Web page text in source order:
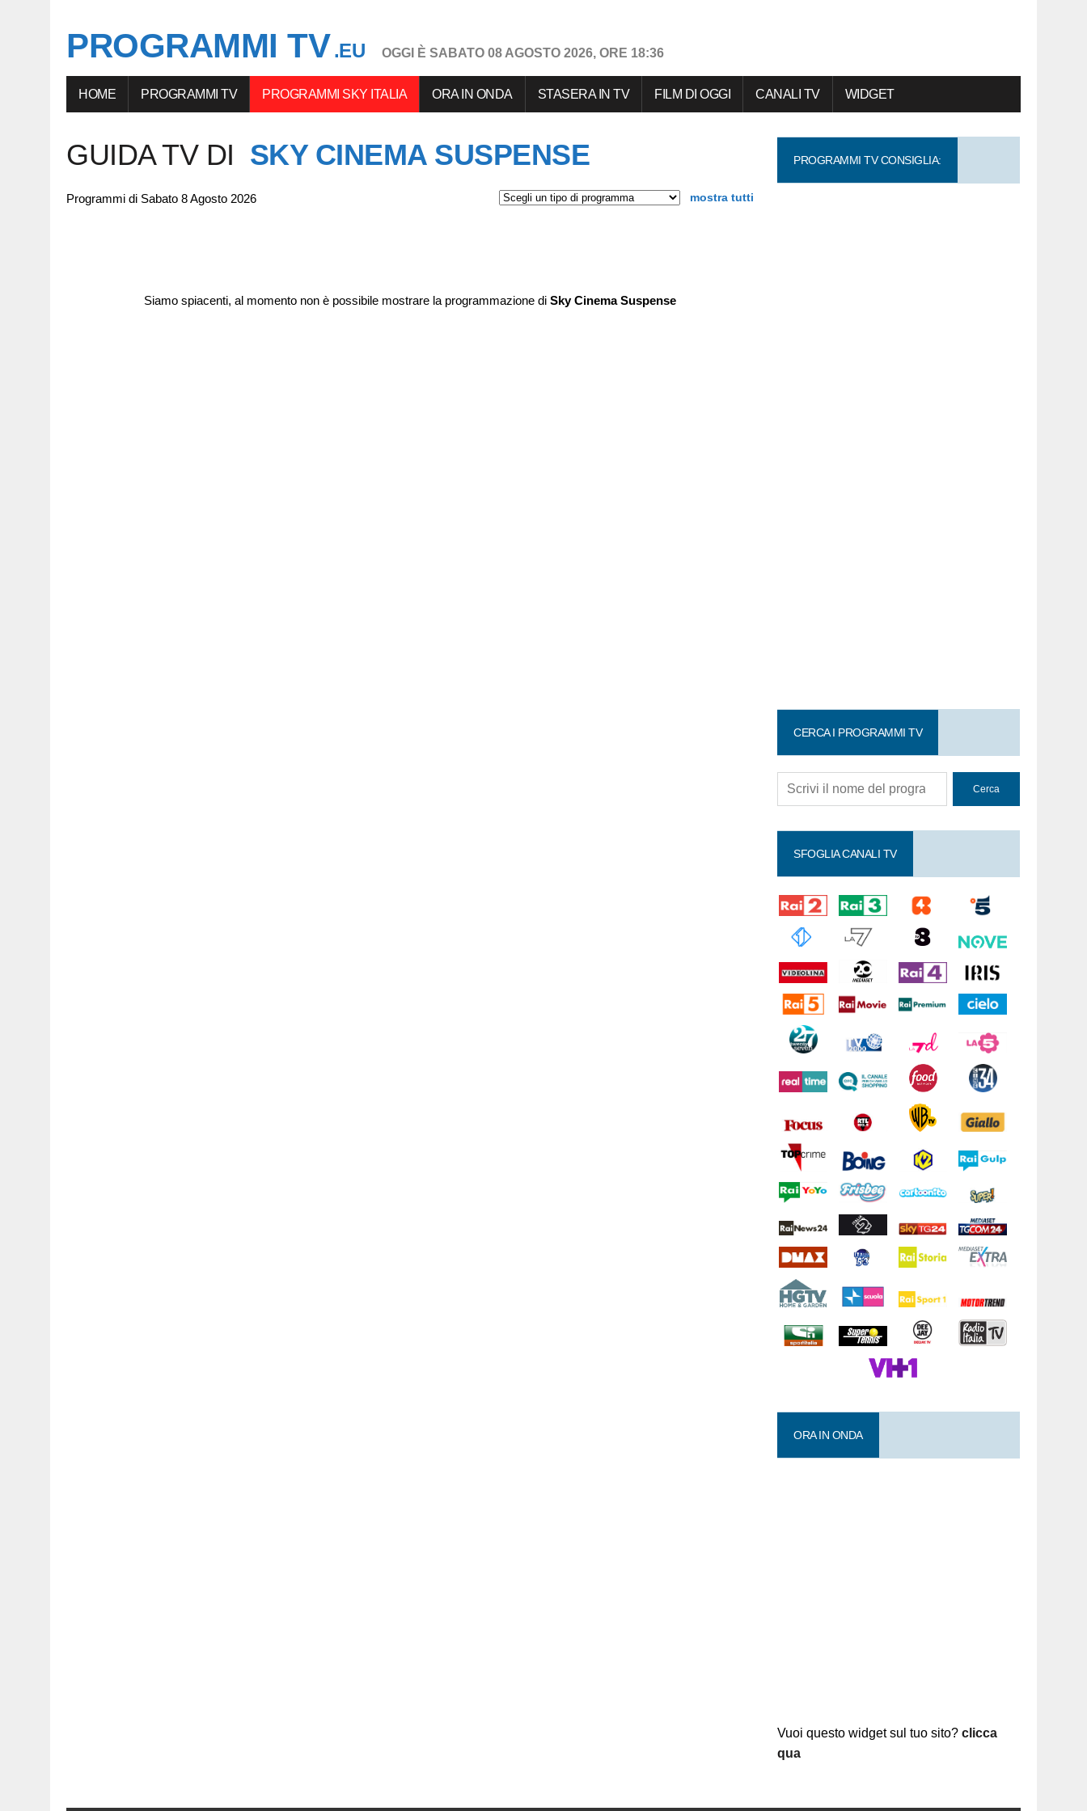
PROGRAMMI TV.EU OGGI È SABATO 08 AGOSTO 2026, ORE 18:36
HOME PROGRAMMI TV PROGRAMMI SKY ITALIA ORA IN ONDA STASERA IN TV FILM DI OGGI CANALI TV WIDGET
GUIDA TV DI SKY CINEMA SUSPENSE
Programmi di Sabato 8 Agosto 2026 mostra tutti
Siamo spiacenti, al momento non è possibile mostrare la programmazione di Sky Cinema Suspense
PROGRAMMI TV CONSIGLIA:
CERCA I PROGRAMMI TV
SFOGLIA CANALI TV
ORA IN ONDA
Vuoi questo widget sul tuo sito?clicca
qua